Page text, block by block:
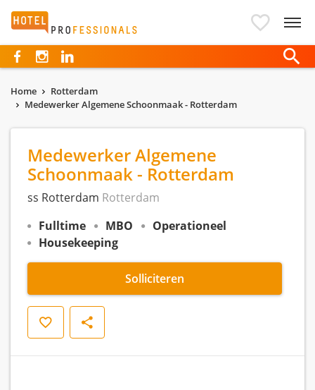
Hotelprofessionals
Home
Rotterdam
Medewerker Algemene Schoonmaak - Rotterdam
Medewerker Algemene
Schoonmaak - Rotterdam
ss Rotterdam Rotterdam
Fulltime
MBO
Operationeel
Housekeeping
Solliciteren
Opslaan Delen